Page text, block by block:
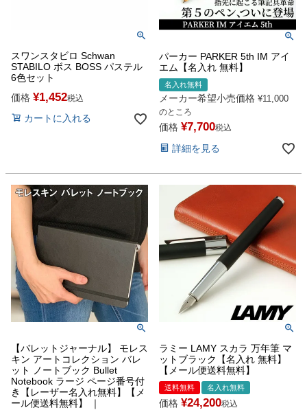
スワンスタビロ Schwan
STABILO ボス BOSS パステル
6色セット
価格 ¥1,452税込
カートに入れる
パーカー PARKER 5th IM アイ
エム【名入れ 無料】
名入れ無料
メーカー希望小売価格 ¥11,000
のところ
価格 ¥7,700税込
詳細を見る
【バレットジャーナル】 モレス
キン アートコレクション バレ
ット ノートブック Bullet
Notebook ラージ ページ番号付
き【レーザー名入れ無料】【メ
ール便送料無料】 ｜
ラミー LAMY スカラ 万年筆 マ
ットブラック【名入れ 無料】
【メール便送料無料】
送料無料 名入れ無料
価格 ¥24,200税込